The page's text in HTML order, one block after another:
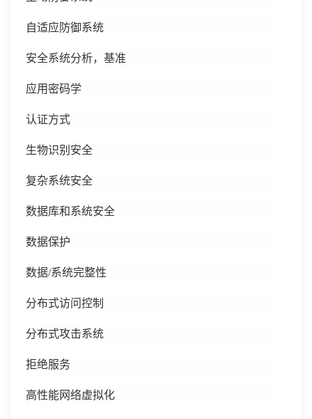
自适应防御系统
安全系统分析，基准
应用密码学
认证方式
生物识别安全
复杂系统安全
数据库和系统安全
数据保护
数据/系统完整性
分布式访问控制
分布式攻击系统
拒绝服务
高性能网络虚拟化